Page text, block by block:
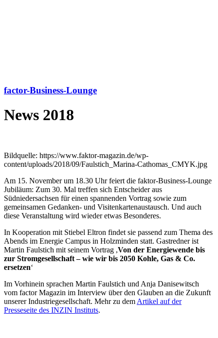
factor-Business-Lounge
News 2018
Bildquelle: https://www.faktor-magazin.de/wp-
content/uploads/2018/09/Faulstich_Marina-Cathomas_CMYK.jpg
Am 15. November um 18.30 Uhr feiert die faktor-Business-Lounge
Jubiläum: Zum 30. Mal treffen sich Entscheider aus
Südniedersachsen für einen spannenden Vortrag sowie zum
gemeinsamen Gedanken- und Visitenkartenaustausch. Und auch
diese Veranstaltung wird wieder etwas Besonderes.
In Kooperation mit Stiebel Eltron findet sie passend zum Thema des
Abends im Energie Campus in Holzminden statt. Gastredner ist
Martin Faulstich mit seinem Vortrag ,Von der Energiewende bis
zur Stromgesellschaft – wie wir bis 2050 Kohle, Gas & Co.
ersetzen‘
Im Vorhinein sprachen Martin Faulstich und Anja Danisewitsch
vom factor Magazin im Interview über den Glauben an die Zukunft
unserer Industriegesellschaft. Mehr zu dem Artikel auf der
Presseseite des INZIN Instituts.